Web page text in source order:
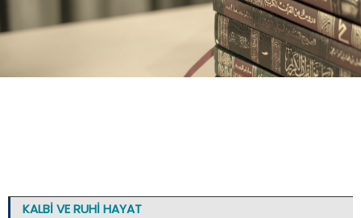
KALBİ VE RUHİ HAYAT